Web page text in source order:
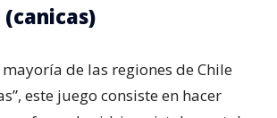
de las regiones de Chile
este juego consiste en hacer